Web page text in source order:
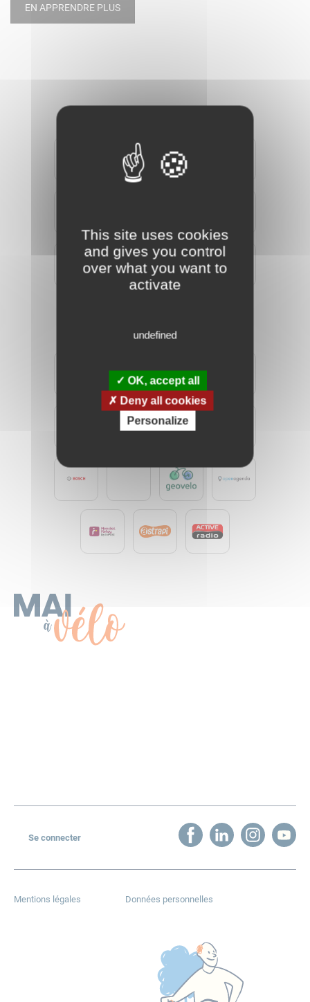
EN APPRENDRE PLUS
NOS PARTENAIRES OFFICIELS
Se connecter
Mentions légales Données personnelles
This site uses cookies
and gives you control
over what you want to
activate
undefined
OK, accept all
Deny all cookies
Personalize